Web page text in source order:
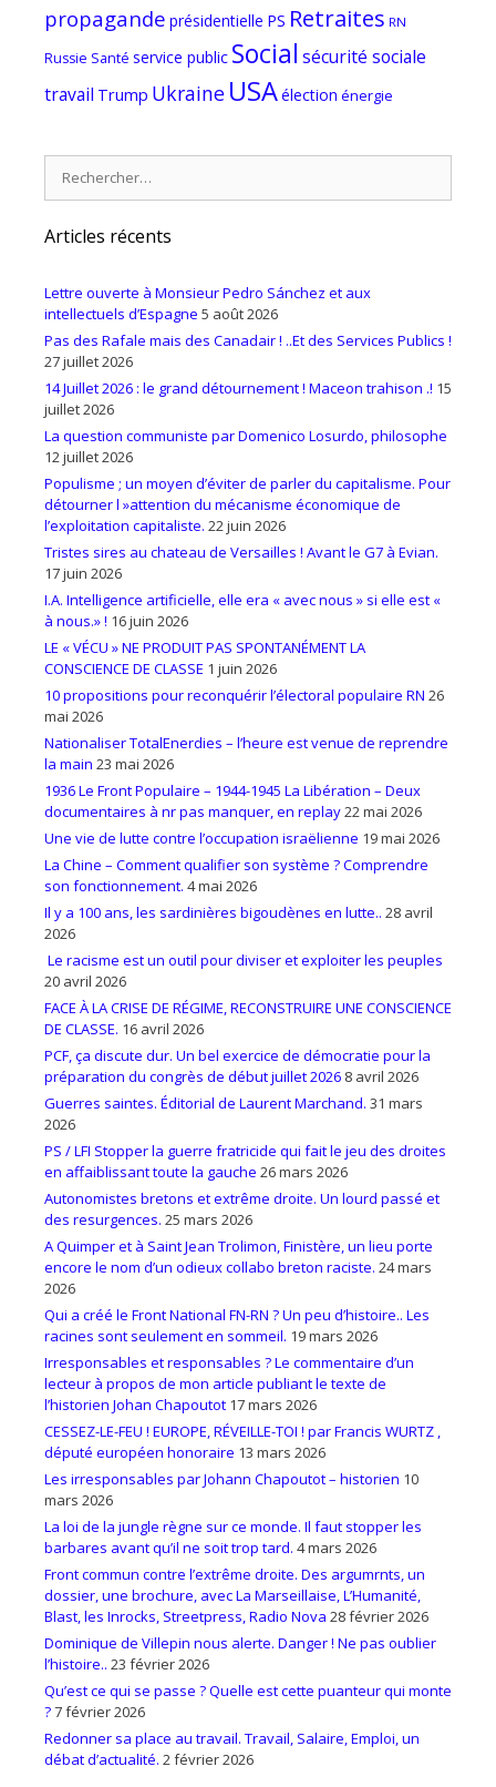
propagande présidentielle PS Retraites RN
Russie Santé service public Social sécurité sociale
travail Trump Ukraine USAélection énergie
Articles récents
Lettre ouverte à Monsieur Pedro Sánchez et aux
intellectuels d’Espagne 5 août 2026
Pas des Rafale mais des Canadair ! ..Et des Services Publics !
27 juillet 2026
14 Juillet 2026 : le grand détournement ! Maceon trahison .! 15
juillet 2026
La question communiste par Domenico Losurdo, philosophe
12 juillet 2026
Populisme ; un moyen d’éviter de parler du capitalisme. Pour
détourner l »attention du mécanisme économique de
l’exploitation capitaliste. 22 juin 2026
Tristes sires au chateau de Versailles ! Avant le G7 à Evian.
17 juin 2026
I.A. Intelligence artificielle, elle era « avec nous » si elle est «
à nous.» ! 16 juin 2026
LE « VÉCU » NE PRODUIT PAS SPONTANÉMENT LA
CONSCIENCE DE CLASSE 1 juin 2026
10 propositions pour reconquérir l’électoral populaire RN 26
mai 2026
Nationaliser TotalEnerdies – l’heure est venue de reprendre
la main 23 mai 2026
1936 Le Front Populaire – 1944-1945 La Libération – Deux
documentaires à nr pas manquer, en replay22 mai 2026
Une vie de lutte contre l’occupation israëlienne 19 mai 2026
La Chine – Comment qualifier son système ? Comprendre
son fonctionnement. 4 mai 2026
Il y a 100 ans, les sardinières bigoudènes en lutte.. 28 avril
2026
Le racisme est un outil pour diviser et exploiter les peuples
20 avril 2026
FACE À LA CRISE DE RÉGIME, RECONSTRUIRE UNE CONSCIENCE
DE CLASSE. 16 avril 2026
PCF, ça discute dur. Un bel exercice de démocratie pour la
préparation du congrès de début juillet 2026 8 avril 2026
Guerres saintes. Éditorial de Laurent Marchand. 31 mars
2026
PS / LFI Stopper la guerre fratricide qui fait le jeu des droites
en affaiblissant toute la gauche 26 mars 2026
Autonomistes bretons et extrême droite. Un lourd passé et
des resurgences. 25 mars 2026
A Quimper et à Saint Jean Trolimon, Finistère, un lieu porte
encore le nom d’un odieux collabo breton raciste. 24 mars
2026
Qui a créé le Front National FN-RN ? Un peu d’histoire.. Les
racines sont seulement en sommeil. 19 mars 2026
Irresponsables et responsables ? Le commentaire d’un
lecteur à propos de mon article publiant le texte de
l’historien Johan Chapoutot 17 mars 2026
CESSEZ-LE-FEU ! EUROPE, RÉVEILLE-TOI ! par Francis WURTZ ,
député européen honoraire 13 mars 2026
Les irresponsables par Johann Chapoutot – historien 10
mars 2026
La loi de la jungle règne sur ce monde. Il faut stopper les
barbares avant qu’il ne soit trop tard. 4 mars 2026
Front commun contre l’extrême droite. Des argumrnts, un
dossier, une brochure, avec La Marseillaise, L’Humanité,
Blast, les Inrocks, Streetpress, Radio Nova 28 février 2026
Dominique de Villepin nous alerte. Danger ! Ne pas oublier
l’histoire.. 23 février 2026
Qu’est ce qui se passe ? Quelle est cette puanteur qui monte
?7 février 2026
Redonner sa place au travail. Travail, Salaire, Emploi, un
débat d’actualité. 2 février 2026